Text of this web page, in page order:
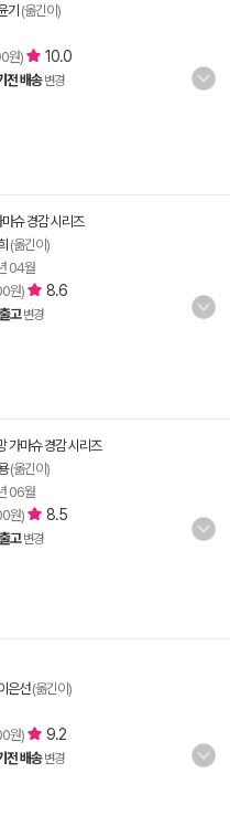
기 (옮긴이)
원) 10.0
전 배송 변경
슈 경감 시리즈
(옮긴이)
04월
원) 8.6
고 변경
가마슈 경감 시리즈
(옮긴이)
06월
원) 8.5
고 변경
은선(옮긴이)
원) 9.2
전 배송 변경